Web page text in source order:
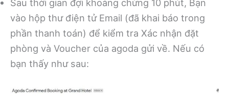
Sau thời gian đợi khoảng chừng 10 phút, Bạn
vào hộp thư điện tử Email (đã khai báo trong
phần thanh toán) để kiểm tra Xác nhận đặt
phòng và Voucher của agoda gửi về. Nếu có
bạn thấy như sau: